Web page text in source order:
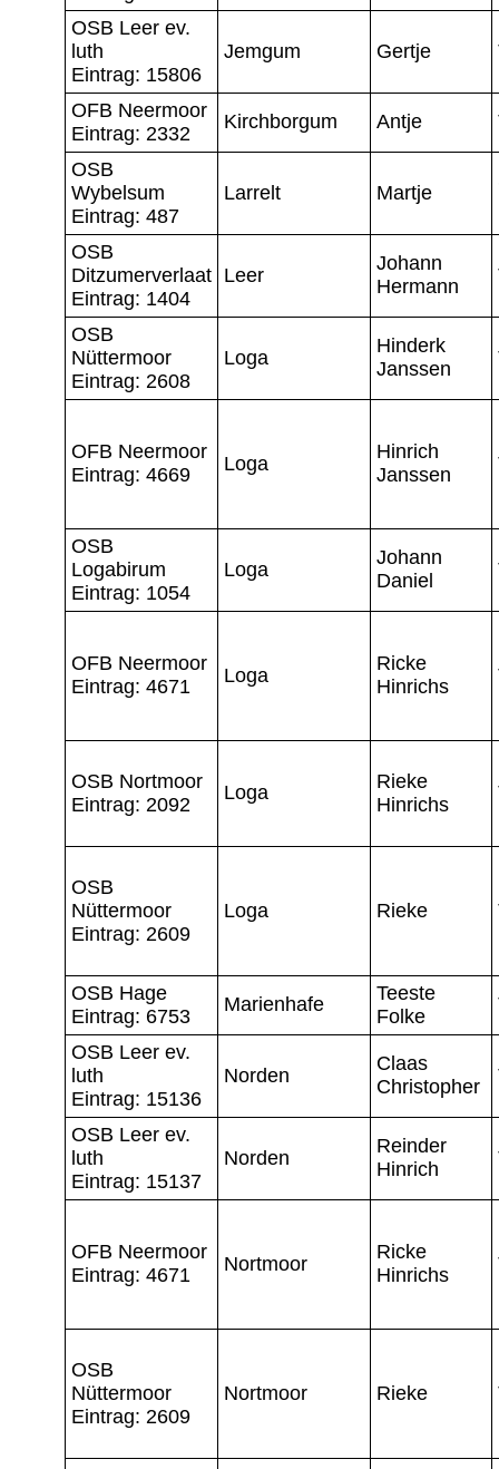
OSB Leer ev.
luth
Eintrag: 15806
Jemgum Gertje
OFB Neermoor
Eintrag: 2332
Kirchborgum Antje
OSB
Wybelsum
Eintrag: 487
Larrelt Martje
OSB
Ditzumerverlaat
Eintrag: 1404
Leer
Johann
Hermann
OSB
Nüttermoor
Eintrag: 2608
Loga
Hinderk
Janssen
OFB Neermoor
Eintrag: 4669
Loga
Hinrich
Janssen
OSB
Logabirum
Eintrag: 1054
Loga
Johann
Daniel
OFB Neermoor
Eintrag: 4671
Loga
Ricke
Hinrichs
OSB Nortmoor
Eintrag: 2092
Loga
Rieke
Hinrichs
OSB
Nüttermoor
Eintrag: 2609
Loga Rieke
OSB Hage
Eintrag: 6753
Marienhafe
Teeste
Folke
OSB Leer ev.
luth
Eintrag: 15136
Norden
Claas
Christopher
OSB Leer ev.
luth
Eintrag: 15137
Norden
Reinder
Hinrich
OFB Neermoor
Eintrag: 4671
Nortmoor
Ricke
Hinrichs
OSB
Nüttermoor
Eintrag: 2609
Nortmoor Rieke